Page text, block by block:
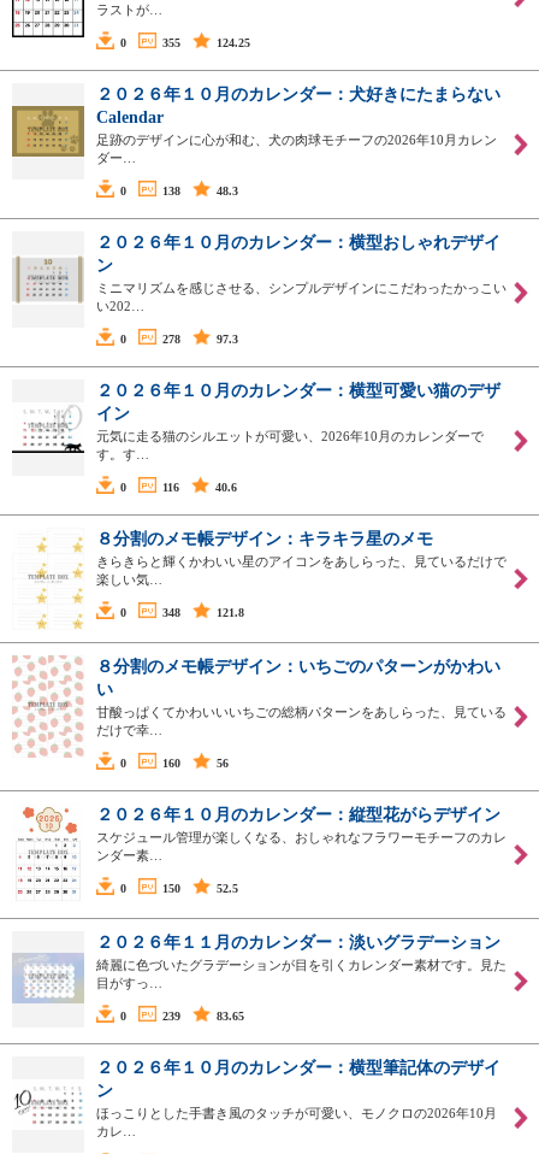
ラストが…
0 355 124.25
２０２６年１０月のカレンダー：犬好きにたまらない
Calendar
足跡のデザインに心が和む、犬の肉球モチーフの2026年10月カレン
ダー…
0 138 48.3
２０２６年１０月のカレンダー：横型おしゃれデザイ
ン
ミニマリズムを感じさせる、シンプルデザインにこだわったかっこい
い202…
0 278 97.3
２０２６年１０月のカレンダー：横型可愛い猫のデザ
イン
元気に走る猫のシルエットが可愛い、2026年10月のカレンダーで
す。す…
0 116 40.6
８分割のメモ帳デザイン：キラキラ星のメモ
きらきらと輝くかわいい星のアイコンをあしらった、見ているだけで
楽しい気…
0 348 121.8
８分割のメモ帳デザイン：いちごのパターンがかわい
い
甘酸っぱくてかわいいいちごの総柄パターンをあしらった、見ている
だけで幸…
0 160 56
２０２６年１０月のカレンダー：縦型花がらデザイン
スケジュール管理が楽しくなる、おしゃれなフラワーモチーフのカレ
ンダー素…
0 150 52.5
２０２６年１１月のカレンダー：淡いグラデーション
綺麗に色づいたグラデーションが目を引くカレンダー素材です。見た
目がすっ…
0 239 83.65
２０２６年１０月のカレンダー：横型筆記体のデザイ
ン
ほっこりとした手書き風のタッチが可愛い、モノクロの2026年10月
カレ…